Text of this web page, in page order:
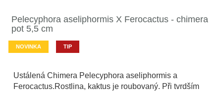
Pelecyphora aseliphormis X Ferocactus - chimera
pot 5,5 cm
NOVINKA TIP
Ustálená Chimera Pelecyphora aseliphormis a
Ferocactus.Rostlina, kaktus je roubovaný. Při tvrdším